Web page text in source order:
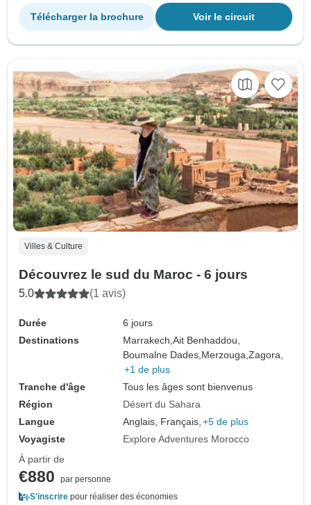
Voir le circuit
Télécharger la brochure
Villes & Culture
Découvrez le sud du Maroc - 6 jours
5.0 (1 avis)
Durée
6 jours
Destinations
Marrakech,Ait Benhaddou,
Boumalne Dades, Merzouga,Zagora,
+1 de plus
Tranche d'âge
Tous les âges sont bienvenus
Région
Désert du Sahara
Langue
Anglais, Français, +5 de plus
Voyagiste
Explore Adventures Morocco
À partir de
€880
par personne
S'inscrire pour réaliser des économies